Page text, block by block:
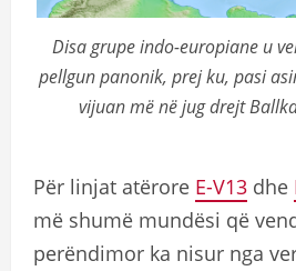
Disa grupe indo-europiane u
pellgun panonik, prej ku, pasi
vijuan më në jug drejt
Për linjat atërore E-V13 dhe
më shumë mundësi që
perëndimor ka nisur nga